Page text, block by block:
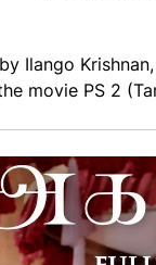
Ilango
movie PS 2